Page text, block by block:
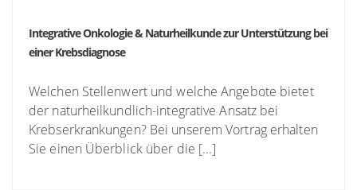
Integrative Onkologie & Naturheilkunde zur Unterstützung bei
einer Krebsdiagnose
Welchen Stellenwert und welche Angebote bietet
der naturheilkundlich-integrative Ansatz bei
Krebserkrankungen? Bei unserem Vortrag erhalten
Sie einen Überblick über die [...]